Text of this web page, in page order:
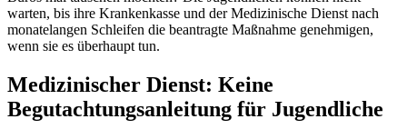
warten, bis ihre Krankenkasse und der Medizinische Dienst nach
monatelangen Schleifen die beantragte Maßnahme genehmigen,
wenn sie es überhaupt tun.
Medizinischer Dienst: Keine
Begutachtungsanleitung für Jugendliche